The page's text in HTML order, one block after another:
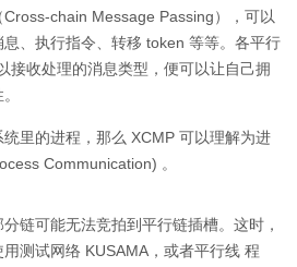
chain Message Passing），可以
、执行指令、转移 token 等等。各平行
接收处理的消息类型，便可以让自己拥
里的进程，那么 XCMP 可以理解为进
Communication) 。
链可能无法竞拍到平行链插槽。这时，
测试网络 KUSAMA，或者平行线 程